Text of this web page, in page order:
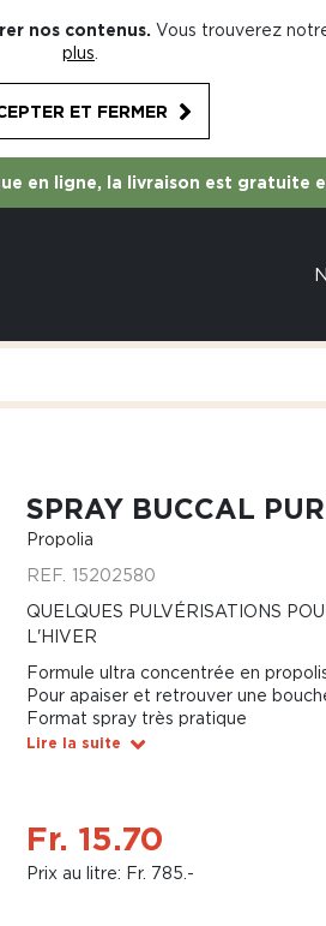
nos contenus. Vous trouverez
plus
ET FERMER
en ligne, la livraison est gratuite
SPRAY BUCCAL
Propolia
REF. 15202580
QUELQUES PULVÉRISATIONS
L'HIVER
Formule ultra concentrée en
Pour apaiser et retrouver une
Format spray très pratique
Lire la suite
Fr. 15.70
Prix au litre: Fr. 785.-